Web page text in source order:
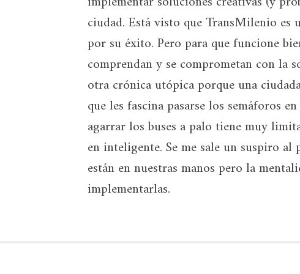
ciudad. Está visto que TransMilenio es
por su éxito. Pero para que funcione
comprendan y se comprometan con la
otra crónica utópica porque una
que les fascina pasarse los semáforos
agarrar los buses a palo tiene muy
en inteligente. Se me sale un suspiro al
están en nuestras manos pero la
implementarlas.